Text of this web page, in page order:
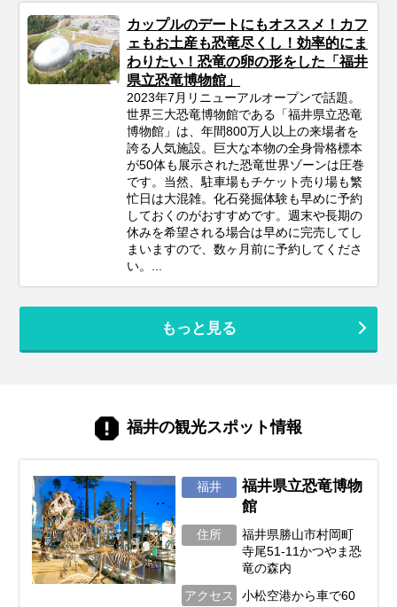
カップルのデートにもオススメ！カフ
ェもお土産も恐竜尽くし！効率的にま
わりたい！恐竜の卵の形をした「福井
県立恐竜博物館」
2023年7月リニューアルオープンで話題。
世界三大恐竜博物館である「福井県立恐竜
博物館」は、年間800万人以上の来場者を
誇る人気施設。巨大な本物の全身骨格標本
が50体も展示された恐竜世界ゾーンは圧巻
です。当然、駐車場もチケット売り場も繁
忙日は大混雑。化石発掘体験も早めに予約
しておくのがおすすめです。週末や長期の
休みを希望される場合は早めに完売してし
まいますので、数ヶ月前に予約してくださ
い。...
もっと見る
福井の観光スポット情報
福井
福井県立恐竜博物
館
住所
福井県勝山市村岡町
寺尾51-11かつやま恐
竜の森内
アクセス
小松空港から車で60